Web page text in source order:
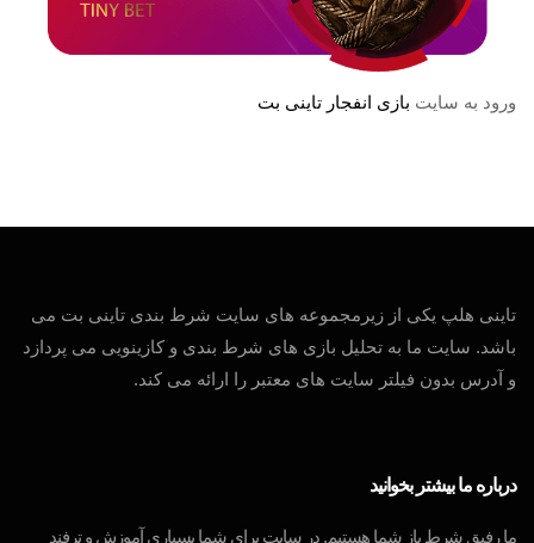
ورود به سایت بازی انفجار تاینی بت
تاینی هلپ یکی از زیرمجموعه های سایت شرط بندی تاینی بت می
باشد. سایت ما به تحلیل بازی های شرط بندی و کازینویی می پردازد
و آدرس بدون فیلتر سایت های معتبر را ارائه می کند.
درباره ما بیشتر بخوانید
ما رفیق شرط باز شما هستیم. در سایت برای شما بسیاری آموزش و ترفند